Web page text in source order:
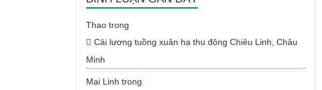
Thaotrong
Cải lương tuồng xuân hạ thu đông Chiêu Linh, Châu
Minh
Mai Linh trong